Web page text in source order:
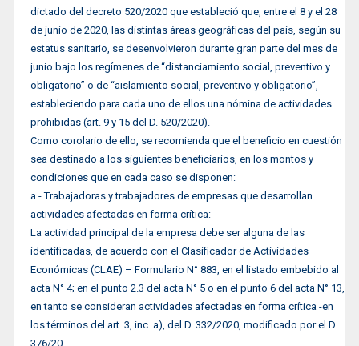
dictado del decreto 520/2020 que estableció que, entre el 8 y el 28
de junio de 2020, las distintas áreas geográficas del país, según su
estatus sanitario, se desenvolvieron durante gran parte del mes de
junio bajo los regímenes de “distanciamiento social, preventivo y
obligatorio” o de “aislamiento social, preventivo y obligatorio”,
estableciendo para cada uno de ellos una nómina de actividades
prohibidas (art. 9 y 15 del D. 520/2020).
Como corolario de ello, se recomienda que el beneficio en cuestión
sea destinado a los siguientes beneficiarios, en los montos y
condiciones que en cada caso se disponen:
a.- Trabajadoras y trabajadores de empresas que desarrollan
actividades afectadas en forma crítica:
La actividad principal de la empresa debe ser alguna de las
identificadas, de acuerdo con el Clasificador de Actividades
Económicas (CLAE) – Formulario N° 883, en el listado embebido al
acta N° 4; en el punto 2.3 del acta N° 5 o en el punto 6 del acta N° 13,
en tanto se consideran actividades afectadas en forma crítica -en
los términos del art. 3, inc. a), del D. 332/2020, modificado por el D.
376/20-.